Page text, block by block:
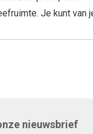
Je kunt van
nieuwsbrief